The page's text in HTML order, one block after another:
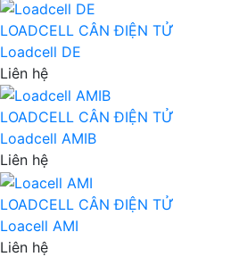
LOADCELL CÂN ĐIỆN TỬ
Loadcell DE
Liên hệ
LOADCELL CÂN ĐIỆN TỬ
Loadcell AMIB
Liên hệ
LOADCELL CÂN ĐIỆN TỬ
Loacell AMI
Liên hệ